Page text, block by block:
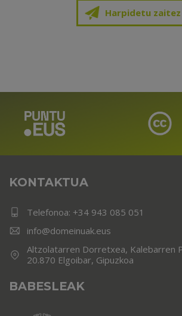
Harpidetu zaitez
KONTAKTUA
Telefonoa: +34 943 085 051
info@domeinuak.eus
Altzolatarren Dorretxea, Kalebarren
20.870 Elgoibar, Gipuzkoa
BABESLEAK